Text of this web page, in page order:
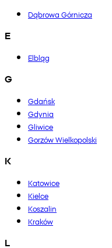
Dąbrowa Górnicza
E
Elbląg
G
Gdańsk
Gdynia
Gliwice
Gorzów Wielkopolski
K
Katowice
Kielce
Koszalin
Kraków
L